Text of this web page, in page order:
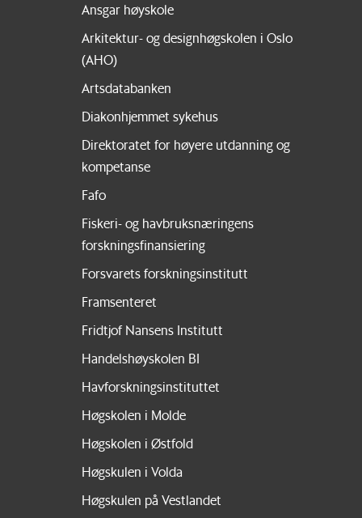
Ansgar høyskole
Arkitektur- og designhøgskolen i Oslo
(AHO)
Artsdatabanken
Diakonhjemmet sykehus
Direktoratet for høyere utdanning og
kompetanse
Fafo
Fiskeri- og havbruksnæringens
forskningsfinansiering
Forsvarets forskningsinstitutt
Framsenteret
Fridtjof Nansens Institutt
Handelshøyskolen BI
Havforskningsinstituttet
Høgskolen i Molde
Høgskolen i Østfold
Høgskulen i Volda
Høgskulen på Vestlandet